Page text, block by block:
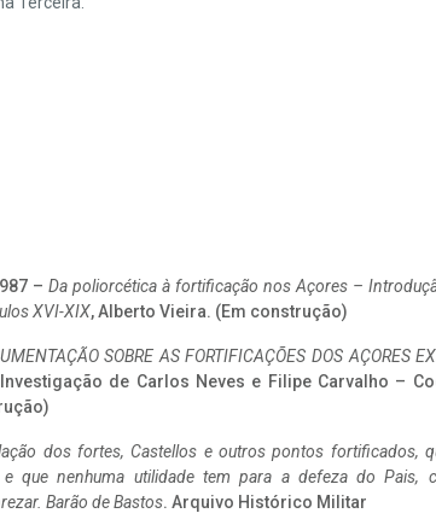
– Da poliorcética à fortificação nos Açores –
XVI-XIX, Alberto Vieira. (Em construção)
SOBRE AS FORTIFICAÇÕES DOS AÇORES
de Carlos Neves e Filipe Carvalho –
dos fortes, Castellos e outros pontos fortificados,
e que nenhuma utilidade tem para a defeza do Pais,
Barão de Bastos. Arquivo Histórico Militar